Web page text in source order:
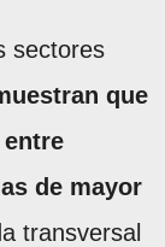
sectores
que
de mayor
transversal